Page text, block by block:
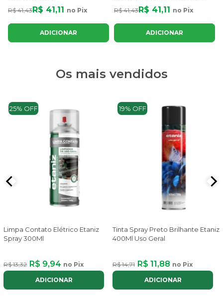
R$ 41,43R$ 41,11 no Pix
ADICIONAR
DIFÍCEIS
R$ 41,43R$ 41,11 no Pix
ADICIONAR
Os mais vendidos
25% OFF
Limpa Contato Elétrico Etaniz
Spray 300Ml
R$ 13,32 R$ 9,94 no Pix
ADICIONAR
19% OFF
Tinta Spray Preto Brilhante Etaniz
400Ml Uso Geral
R$ 14,71 R$ 11,88 no Pix
ADICIONAR